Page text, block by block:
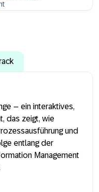
– ein interaktives,
das zeigt, wie
und
entlang der
Management